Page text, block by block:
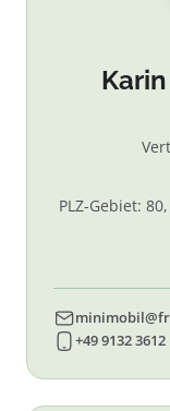
PLZ-Gebiet:
+49 9132 3612